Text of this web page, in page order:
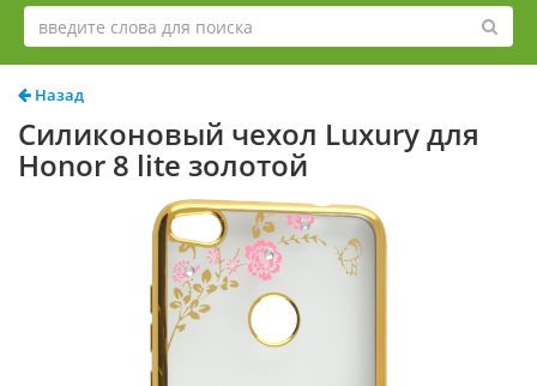
Назад
Силиконовый чехол Luxury для
Honor 8 lite золотой